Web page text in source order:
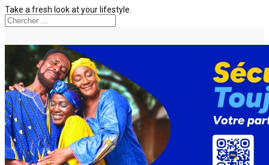
Take a fresh look at your lifestyle.